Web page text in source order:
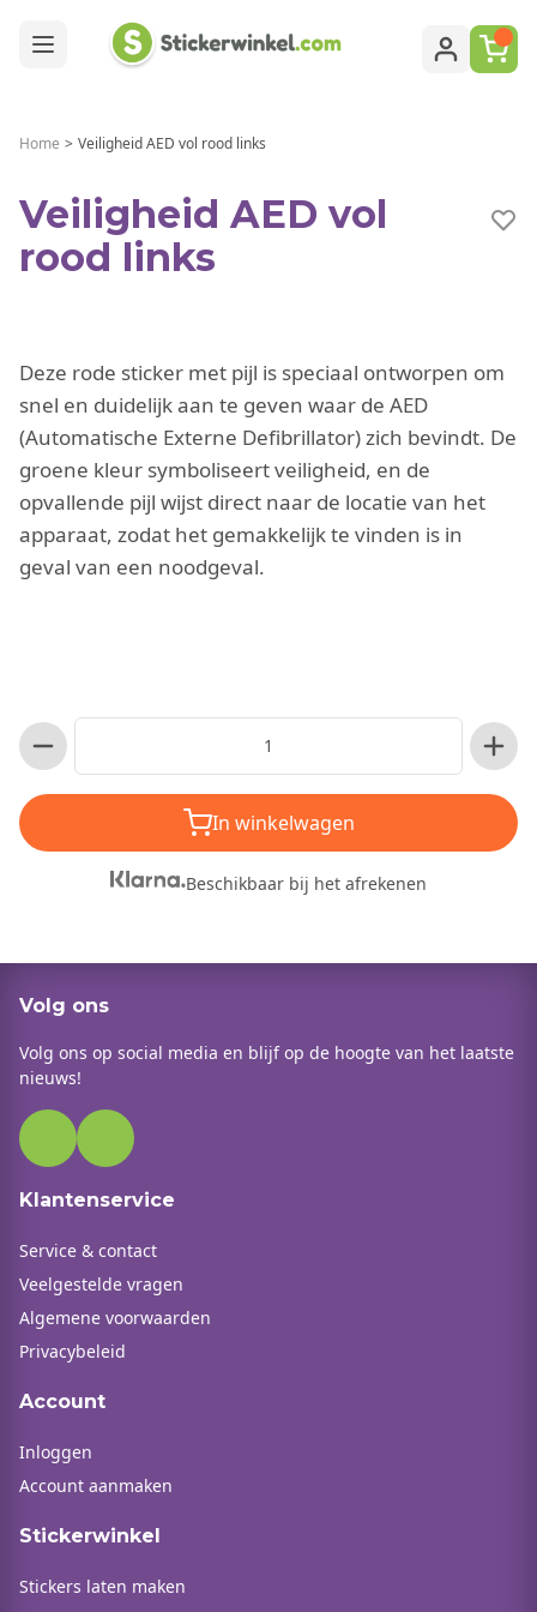
Home > Veiligheid AED vol rood links
Veiligheid AED vol
rood links
Deze rode sticker met pijl is speciaal ontworpen om
snel en duidelijk aan te geven waar de AED
(Automatische Externe Defibrillator) zich bevindt. De
groene kleur symboliseert veiligheid, en de
opvallende pijl wijst direct naar de locatie van het
apparaat, zodat het gemakkelijk te vinden is in
geval van een noodgeval.
In winkelwagen
Beschikbaar bij het afrekenen
Volg ons
Volg ons op social media en blijf op de hoogte van het laatste
nieuws!
Klantenservice
Service & contact
Veelgestelde vragen
Algemene voorwaarden
Privacybeleid
Account
Inloggen
Account aanmaken
Stickerwinkel
Stickers laten maken